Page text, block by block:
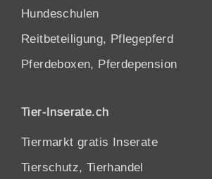
Hundeschulen
Reitbeteiligung, Pflegepferd
Pferdeboxen, Pferdepension
Tier-Inserate.ch
Tiermarkt gratis Inserate
Tierschutz, Tierhandel